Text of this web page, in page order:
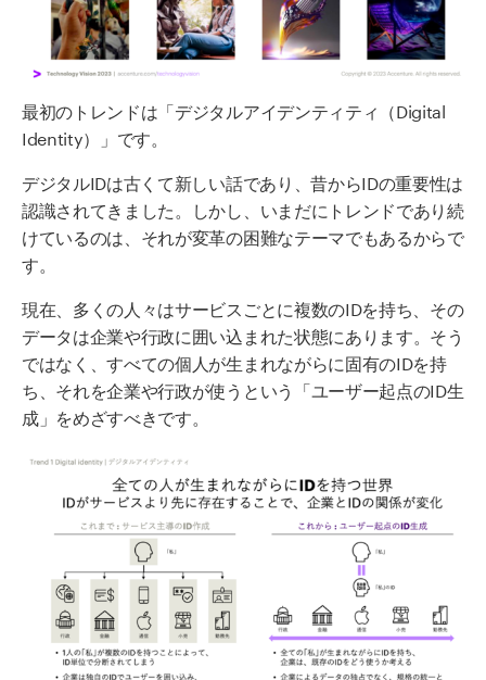
最初のトレンドは「デジタルアイデンティティ（Digital
Identity）」です。
デジタルIDは古くて新しい話であり、昔からIDの重要性は
認識されてきました。しかし、いまだにトレンドであり続
けているのは、それが変革の困難なテーマでもあるからで
す。
現在、多くの人々はサービスごとに複数のIDを持ち、その
データは企業や行政に囲い込まれた状態にあります。そう
ではなく、すべての個人が生まれながらに固有のIDを持
ち、それを企業や行政が使うという「ユーザー起点のID生
成」をめざすべきです。